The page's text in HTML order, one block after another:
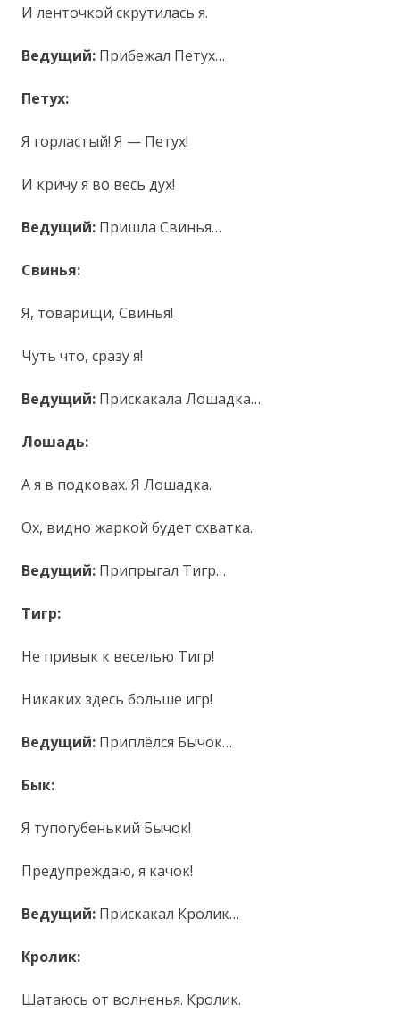
И ленточкой скрутилась я.
Ведущий: Прибежал Петух…
Петух:
Я горластый! Я — Петух!
И кричу я во весь дух!
Ведущий: Пришла Свинья…
Свинья:
Я, товарищи, Свинья!
Чуть что, сразу я!
Ведущий: Прискакала Лошадка…
Лошадь:
А я в подковах. Я Лошадка.
Ох, видно жаркой будет схватка.
Ведущий: Припрыгал Тигр…
Тигр:
Не привык к веселью Тигр!
Никаких здесь больше игр!
Ведущий: Приплёлся Бычок…
Бык:
Я тупогубенький Бычок!
Предупреждаю, я качок!
Ведущий: Прискакал Кролик…
Кролик:
Шатаюсь от волненья. Кролик.